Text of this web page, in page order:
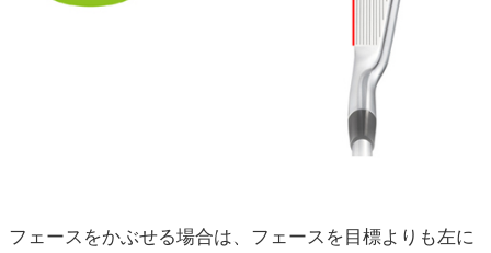
フェースをかぶせる場合は、フェースを目標よりも左に